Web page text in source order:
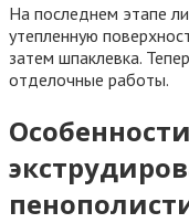
На последнем этапе
утепленную
затем шпаклевка.
отделочные работы.